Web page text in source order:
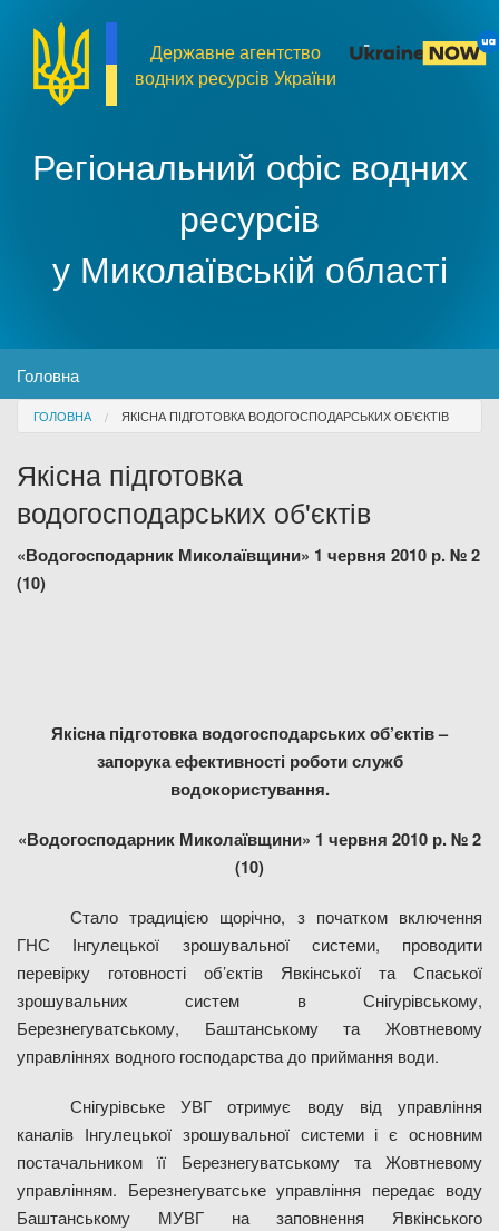
Регіональний офіс водних
ресурсів
у Миколаївській області
Державне агентство
водних ресурсів України
MENU
Головна
Про організацію
Доступ до публічної інформації
Дозвіл на спеціальне водокористування
Платні послуги
You are here
ГОЛОВНА ЯКІСНА ПІДГОТОВКА ВОДОГОСПОДАРСЬКИХ ОБ'ЄКТІВ
Якісна підготовка
водогосподарських об'єктів
«Водогосподарник Миколаївщини» 1 червня 2010 р. № 2
(10)
Якісна підготовка водогосподарських об’єктів –
запорука ефективності роботи служб
водокористування.
«Водогосподарник Миколаївщини» 1 червня 2010 р. № 2
(10)
Стало традицією щорічно, з початком включення
ГНС Інгулецької зрошувальної системи, проводити
перевірку готовності об’єктів Явкінської та Спаської
зрошувальних систем в Снігурівському,
Березнегуватському, Баштанському та Жовтневому
управліннях водного господарства до приймання води.
Снігурівське УВГ отримує воду від управління
каналів Інгулецької зрошувальної системи і є основним
постачальником її Березнегуватському та Жовтневому
управлінням. Березнегуватське управління передає воду
Баштанському МУВГ на заповнення Явкінського